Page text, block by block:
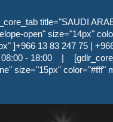
title="SAUDI
open" size="14px"
]+966 13 83 247 75 |
- 18:00
|
size="15px" color="#fff"